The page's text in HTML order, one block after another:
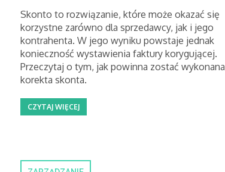
Skonto to rozwiązanie, które może okazać się
korzystne zarówno dla sprzedawcy, jak i jego
kontrahenta. W jego wyniku powstaje jednak
konieczność wystawienia faktury korygującej.
Przeczytaj o tym, jak powinna zostać wykonana
korekta skonta.
CZYTAJ WIĘCEJ